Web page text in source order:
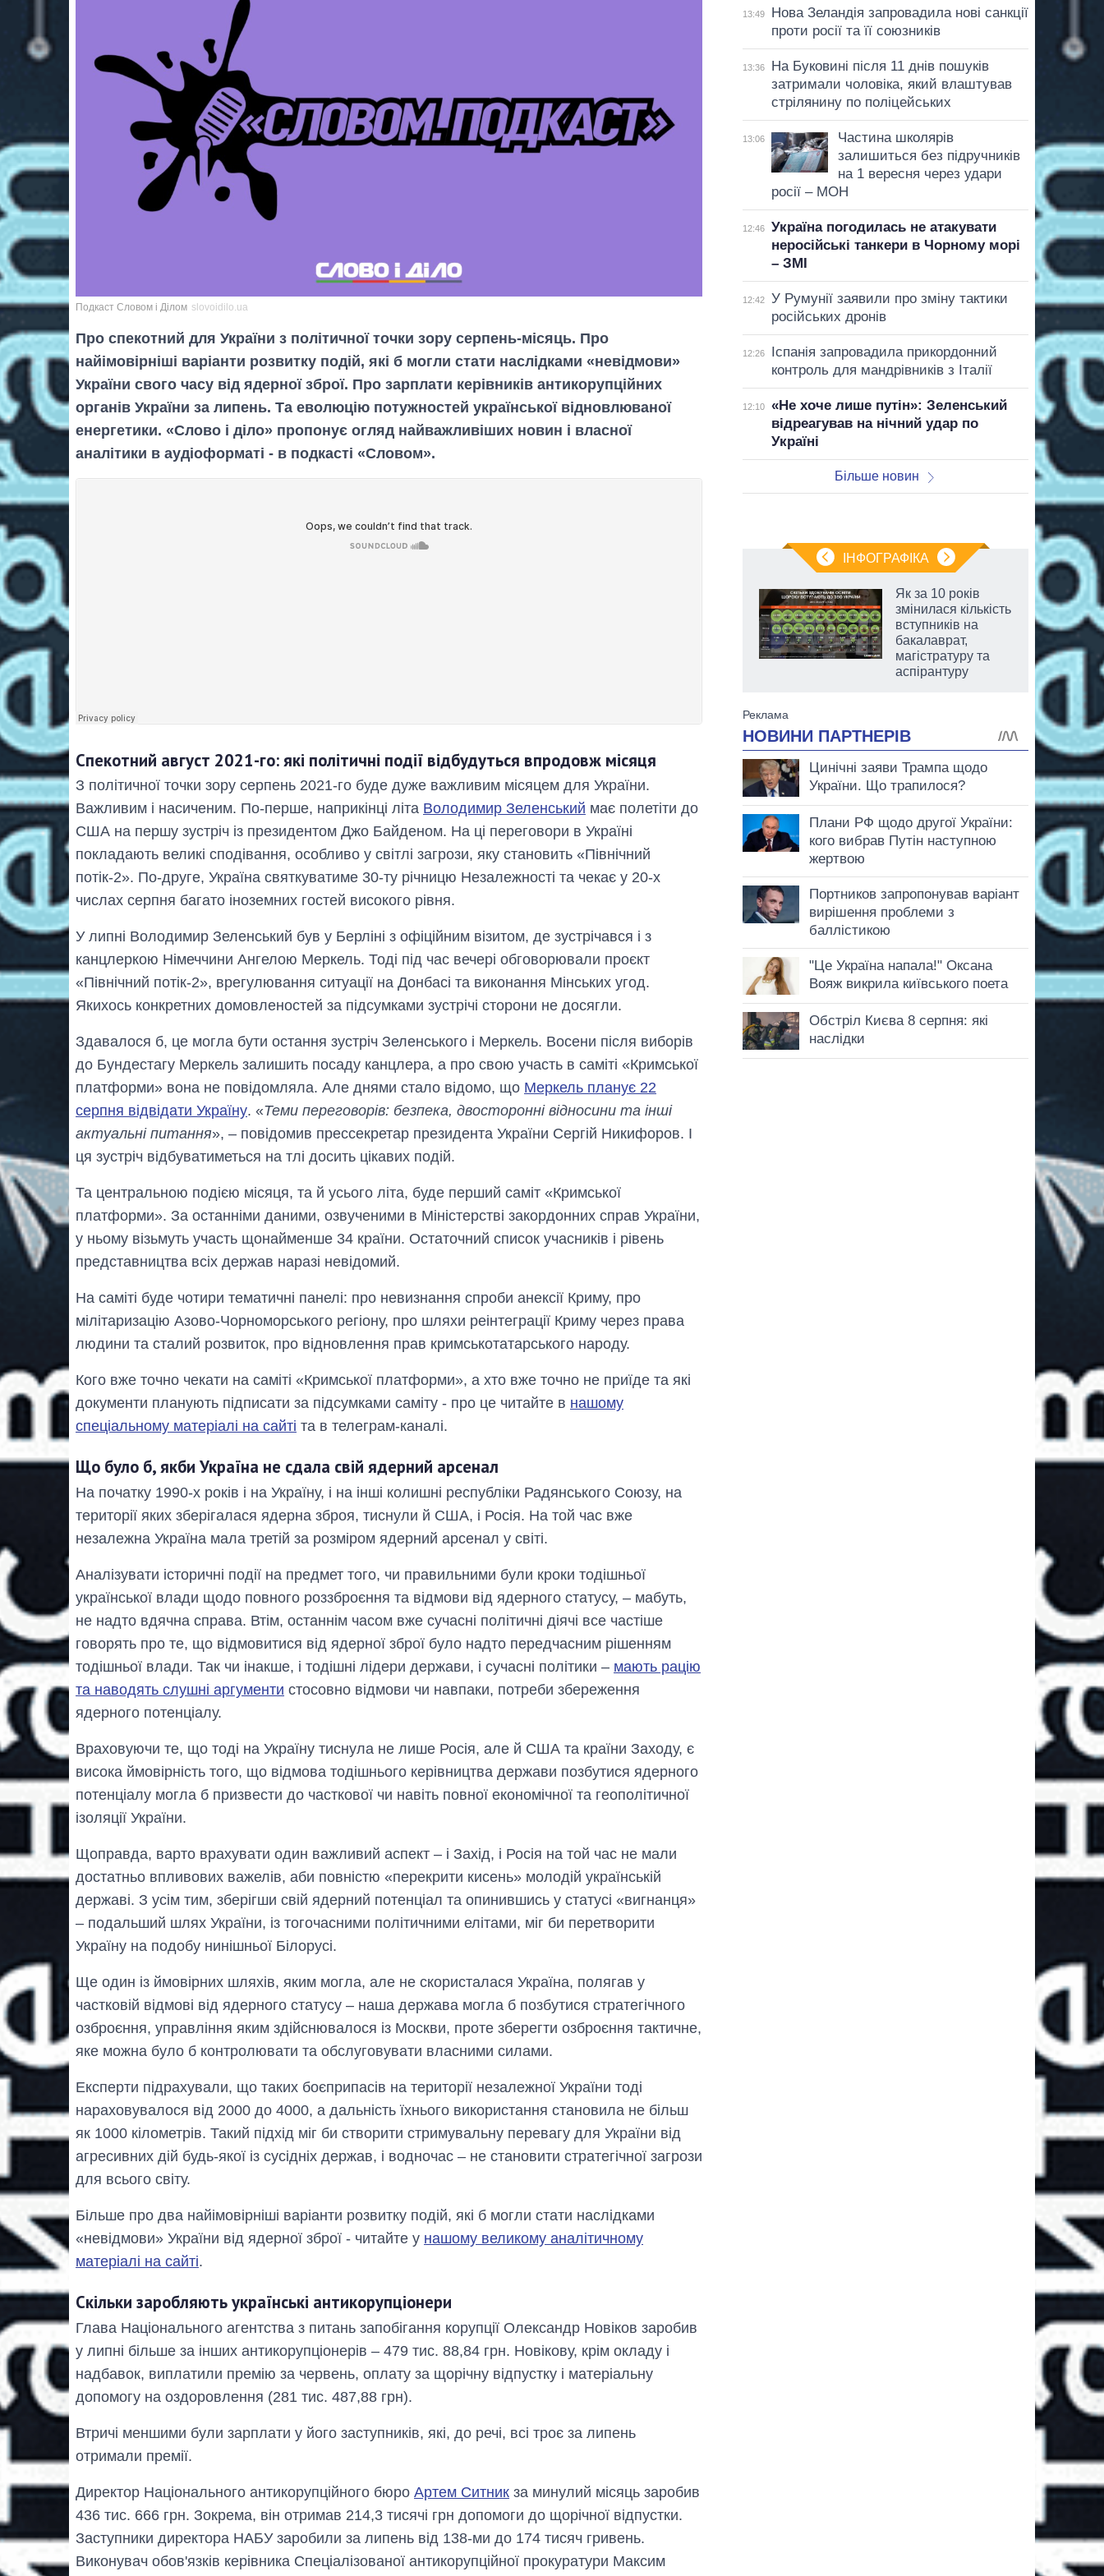
Подкаст Словом і Ділом slovoidilo.ua
Про спекотний для України з політичної точки зору серпень-місяць. Про
найімовірніші варіанти розвитку подій, які б могли стати наслідками «невідмови»
України свого часу від ядерної зброї. Про зарплати керівників антикорупційних
органів України за липень. Та еволюцію потужностей української відновлюваної
енергетики. «Слово і діло» пропонує огляд найважливіших новин і власної
аналітики в аудіоформаті - в подкасті «Словом».
Спекотний август 2021-го: які політичні події відбудуться впродовж місяця
З політичної точки зору серпень 2021-го буде дуже важливим місяцем для України.
Важливим і насиченим. По-перше, наприкінці літа Володимир Зеленський має полетіти до
США на першу зустріч із президентом Джо Байденом. На ці переговори в Україні
покладають великі сподівання, особливо у світлі загрози, яку становить «Північний
потік-2». По-друге, Україна святкуватиме 30-ту річницю Незалежності та чекає у 20-х
числах серпня багато іноземних гостей високого рівня.
У липні Володимир Зеленський був у Берліні з офіційним візитом, де зустрічався і з
канцлеркою Німеччини Ангелою Меркель. Тоді під час вечері обговорювали проєкт
«Північний потік-2», врегулювання ситуації на Донбасі та виконання Мінських угод.
Якихось конкретних домовленостей за підсумками зустрічі сторони не досягли.
Здавалося б, це могла бути остання зустріч Зеленського і Меркель. Восени після виборів
до Бундестагу Меркель залишить посаду канцлера, а про свою участь в саміті «Кримської
платформи» вона не повідомляла. Але днями стало відомо, що Меркель планує 22
серпня відвідати Україну. «Теми переговорів: безпека, двосторонні відносини та інші
актуальні питання», – повідомив прессекретар президента України Сергій Никифоров. І
ця зустріч відбуватиметься на тлі досить цікавих подій.
Та центральною подією місяця, та й усього літа, буде перший саміт «Кримської
платформи». За останніми даними, озвученими в Міністерстві закордонних справ України,
у ньому візьмуть участь щонайменше 34 країни. Остаточний список учасників і рівень
представництва всіх держав наразі невідомий.
На саміті буде чотири тематичні панелі: про невизнання спроби анексії Криму, про
мілітаризацію Азово-Чорноморського регіону, про шляхи реінтеграції Криму через права
людини та сталий розвиток, про відновлення прав кримськотатарського народу.
Кого вже точно чекати на саміті «Кримської платформи», а хто вже точно не приїде та які
документи планують підписати за підсумками саміту - про це читайте в нашому
спеціальному матеріалі на сайті та в телеграм-каналі.
Що було б, якби Україна не сдала свій ядерний арсенал
На початку 1990-х років і на Україну, і на інші колишні республіки Радянського Союзу, на
території яких зберігалася ядерна зброя, тиснули й США, і Росія. На той час вже
незалежна Україна мала третій за розміром ядерний арсенал у світі.
Аналізувати історичні події на предмет того, чи правильними були кроки тодішньої
української влади щодо повного роззброєння та відмови від ядерного статусу, – мабуть,
не надто вдячна справа. Втім, останнім часом вже сучасні політичні діячі все частіше
говорять про те, що відмовитися від ядерної зброї було надто передчасним рішенням
тодішньої влади. Так чи інакше, і тодішні лідери держави, і сучасні політики – мають рацію
та наводять слушні аргументи стосовно відмови чи навпаки, потреби збереження
ядерного потенціалу.
Враховуючи те, що тоді на Україну тиснула не лише Росія, але й США та країни Заходу, є
висока ймовірність того, що відмова тодішнього керівництва держави позбутися ядерного
потенціалу могла б призвести до часткової чи навіть повної економічної та геополітичної
ізоляції України.
Щоправда, варто врахувати один важливий аспект – і Захід, і Росія на той час не мали
достатньо впливових важелів, аби повністю «перекрити кисень» молодій українській
державі. З усім тим, зберігши свій ядерний потенціал та опинившись у статусі «вигнанця»
‒ подальший шлях України, із тогочасними політичними елітами, міг би перетворити
Україну на подобу нинішньої Білорусі.
Ще один із ймовірних шляхів, яким могла, але не скористалася Україна, полягав у
частковій відмові від ядерного статусу – наша держава могла б позбутися стратегічного
озброєння, управління яким здійснювалося із Москви, проте зберегти озброєння тактичне,
яке можна було б контролювати та обслуговувати власними силами.
Експерти підрахували, що таких боєприпасів на території незалежної України тоді
нараховувалося від 2000 до 4000, а дальність їхнього використання становила не більш
як 1000 кілометрів. Такий підхід міг би створити стримувальну перевагу для України від
агресивних дій будь-якої із сусідніх держав, і водночас – не становити стратегічної загрози
для всього світу.
Більше про два найімовірніші варіанти розвитку подій, які б могли стати наслідками
«невідмови» України від ядерної зброї - читайте у нашому великому аналітичному
матеріалі на сайті.
Скільки заробляють українські антикорупціонери
Глава Національного агентства з питань запобігання корупції Олександр Новіков заробив
у липні більше за інших антикорупціонерів – 479 тис. 88,84 грн. Новікову, крім окладу і
надбавок, виплатили премію за червень, оплату за щорічну відпустку і матеріальну
допомогу на оздоровлення (281 тис. 487,88 грн).
Втричі меншими були зарплати у його заступників, які, до речі, всі троє за липень
отримали премії.
Директор Національного антикорупційного бюро Артем Ситник за минулий місяць заробив
436 тис. 666 грн. Зокрема, він отримав 214,3 тисячі грн допомоги до щорічної відпустки.
Заступники директора НАБУ заробили за липень від 138-ми до 174 тисяч гривень.
Виконувач обов'язків керівника Спеціалізованої антикорупційної прокуратури Максим
13:49
Нова Зеландія запровадила нові санкції
проти росії та її союзників
13:36
На Буковині після 11 днів пошуків
затримали чоловіка, який влаштував
стрілянину по поліцейських
13:06
Частина школярів
залишиться без підручників
на 1 вересня через удари
росії – МОН
12:46
Україна погодилась не атакувати
неросійські танкери в Чорному морі
– ЗМІ
12:42
У Румунії заявили про зміну тактики
російських дронів
12:26
Іспанія запровадила прикордонний
контроль для мандрівників з Італії
12:10
«Не хоче лише путін»: Зеленський
відреагував на нічний удар по
Україні
Більше новин
ІНФОГРАФІКА
Як за 10 років
змінилася кількість
вступників на
бакалаврат,
магістратуру та
аспірантуру